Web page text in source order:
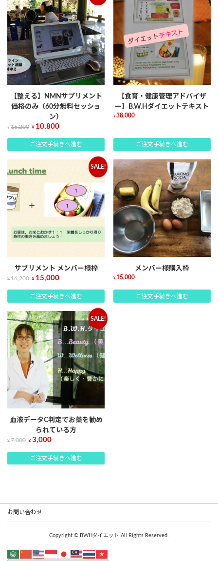
【整える】NMNサプリメント
価格のみ（60分無料セッショ
ン）
¥16,200 ¥ 10,800
ご注文手続きへ進む
【食育・健康管理アドバイザ
ー】B.W.Hダイエットテキスト
¥38,000
ご注文手続きへ進む
SALE!
サプリメント メンバー様枠
¥16,200 ¥ 15,000
ご注文手続きへ進む
メンバー様購入枠
¥ 15,000
ご注文手続きへ進む
SALE!
血液データC判定でお薬を勧め
られている方
¥7,000 ¥ 3,000
ご注文手続きへ進む
お問い合わせ
Copyright © BWHダイエット All Rights Reserved.